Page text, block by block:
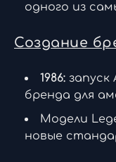
одного из
Создание
1986: запуск
бренда для
Модели
новые